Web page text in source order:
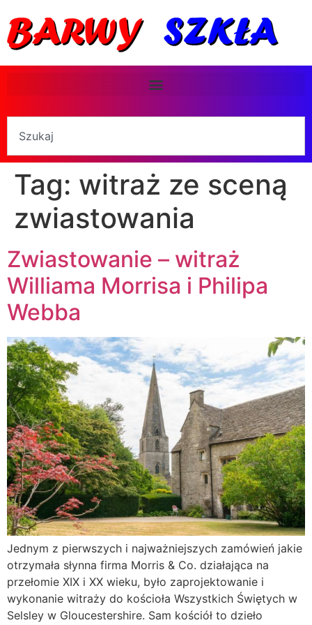
Tag: witraż ze sceną
zwiastowania
Zwiastowanie – witraż
Williama Morrisa i Philipa
Webba
Jednym z pierwszych i najważniejszych zamówień jakie
otrzymała słynna firma Morris & Co. działająca na
przełomie XIX i XX wieku, było zaprojektowanie i
wykonanie witraży do kościoła Wszystkich Świętych w
Selsley w Gloucestershire. Sam kościół to dzieło